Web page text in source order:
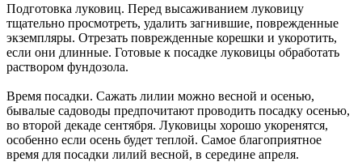
Подготовка луковиц. Перед высаживанием луковицу
тщательно просмотреть, удалить загнившие, поврежденные
экземпляры. Отрезать поврежденные корешки и укоротить,
если они длинные. Готовые к посадке луковицы обработать
раствором фундозола.
Время посадки. Сажать лилии можно весной и осенью,
бывалые садоводы предпочитают проводить посадку осенью,
во второй декаде сентября. Луковицы хорошо укоренятся,
особенно если осень будет теплой. Самое благоприятное
время для посадки лилий весной, в середине апреля.